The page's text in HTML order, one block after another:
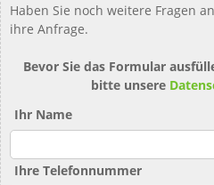
Haben Sie noch weitere Fragen
ihre Anfrage.
Bevor Sie das Formular
bitte unsere
Ihr Name
Ihre Telefonnummer